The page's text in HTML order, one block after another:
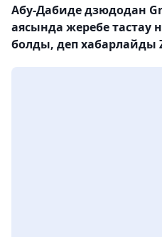
Абу-Дабиде дзюдодан
аясында жеребе тастау
болды, деп хабарлайды